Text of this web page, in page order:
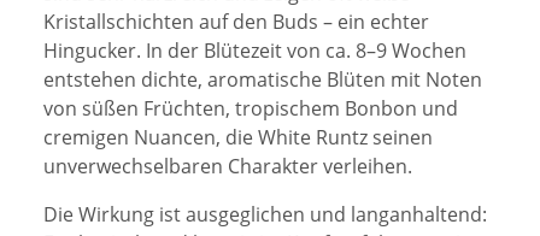
Kristallschichten auf den Buds – ein echter
Hingucker. In der Blütezeit von ca. 8–9 Wochen
entstehen dichte, aromatische Blüten mit Noten
von süßen Früchten, tropischem Bonbon und
cremigen Nuancen, die White Runtz seinen
unverwechselbaren Charakter verleihen.
Die Wirkung ist ausgeglichen und langanhaltend: